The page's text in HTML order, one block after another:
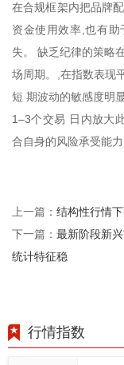
在合规框架内把品牌
资金使用效率,也有
失。 缺乏纪律的策略
场周期。,在指数表现
短 期波动的敏感度明
1–3个交易 日内放大
合自身的风险承受能
上一篇： 结构性行情
下一篇： 最新阶段新
统计特征稳
行情指数